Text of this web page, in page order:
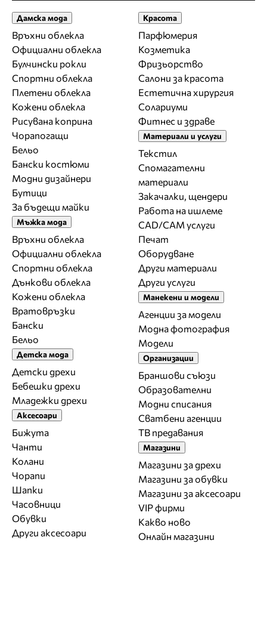
Дамска мода
Връхни облекла
Официални облекла
Булчински рокли
Спортни облекла
Плетени облекла
Кожени облекла
Рисувана коприна
Чорапогащи
Бельо
Бански костюми
Модни дизайнери
Бутици
За бъдещи майки
Мъжка мода
Връхни облекла
Официални облекла
Спортни облекла
Дънкови облекла
Кожени облекла
Вратовръзки
Бански
Бельо
Детска мода
Детски дрехи
Бебешки дрехи
Младежки дрехи
Аксесоари
Бижута
Чанти
Колани
Чорапи
Шапки
Часовници
Обувки
Други аксесоари
Красота
Парфюмерия
Козметика
Фризьорство
Салони за красота
Естетична хирургия
Солариуми
Фитнес и здраве
Материали и услуги
Текстил
Спомагателни
материали
Закачалки, щендери
Работа на ишлеме
CAD/CAM услуги
Печат
Оборудване
Други материали
Други услуги
Манекени и модели
Агенции за модели
Модна фотография
Модели
Организации
Браншови съюзи
Образователни
Модни списания
Сватбени агенции
ТВ предавания
Магазини
Магазини за дрехи
Магазини за обувки
Магазини за aксесоари
VIP фирми
Какво ново
Онлайн магазини